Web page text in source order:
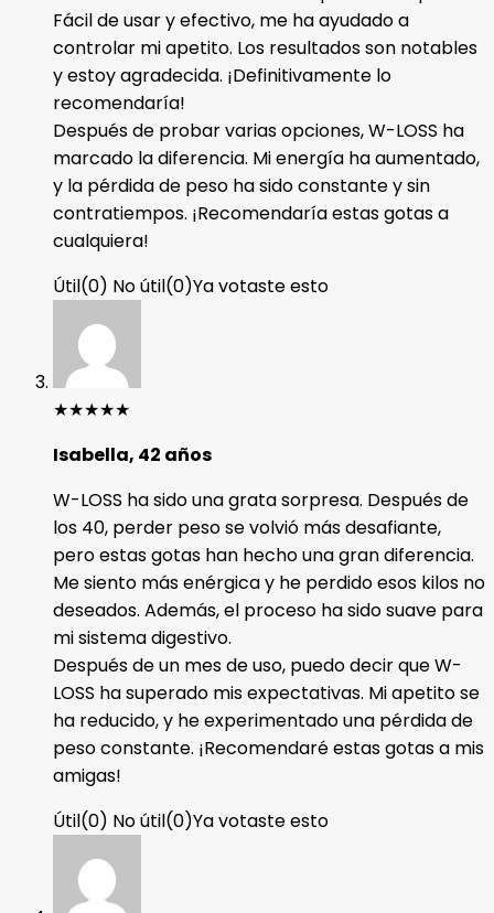
Fácil de usar y efectivo, me ha ayudado a
controlar mi apetito. Los resultados son notables
y estoy agradecida. ¡Definitivamente lo
recomendaría!
Después de probar varias opciones, W-LOSS ha
marcado la diferencia. Mi energía ha aumentado,
y la pérdida de peso ha sido constante y sin
contratiempos. ¡Recomendaría estas gotas a
cualquiera!
Útil(0) No útil(0)Ya votaste esto
★★★★★
Isabella, 42 años
W-LOSS ha sido una grata sorpresa. Después de
los 40, perder peso se volvió más desafiante,
pero estas gotas han hecho una gran diferencia.
Me siento más enérgica y he perdido esos kilos no
deseados. Además, el proceso ha sido suave para
mi sistema digestivo.
Después de un mes de uso, puedo decir que W-
LOSS ha superado mis expectativas. Mi apetito se
ha reducido, y he experimentado una pérdida de
peso constante. ¡Recomendaré estas gotas a mis
amigas!
Útil(0) No útil(0)Ya votaste esto